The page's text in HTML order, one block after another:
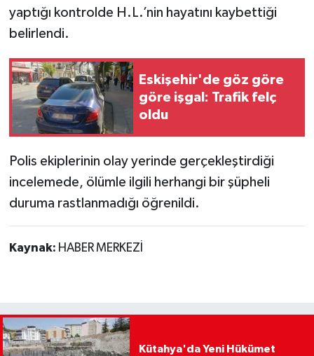
yaptığı kontrolde H.L.’nin hayatını kaybettiği
belirlendi.
Eskişehir'de göz göre
göre işgal: Trafik felç
oldu
Polis ekiplerinin olay yerinde gerçekleştirdiği
incelemede, ölümle ilgili herhangi bir şüpheli
duruma rastlanmadığı öğrenildi.
Kaynak: HABER MERKEZİ
Kütahya'da Yeni Hükümet